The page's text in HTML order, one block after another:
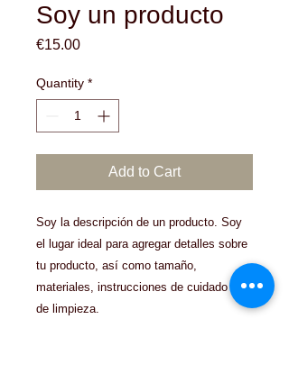
Soy un producto
€15.00Price
Quantity *
Add to Cart
Soy la descripción de un producto. Soy
el lugar ideal para agregar detalles sobre
tu producto, así como tamaño,
materiales, instrucciones de cuidado y
de limpieza.